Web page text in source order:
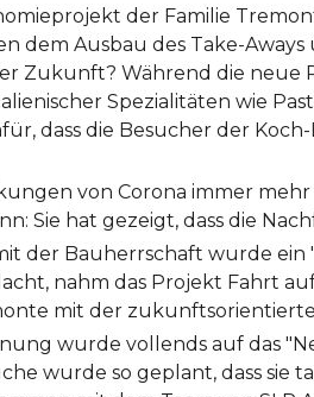
der Familie
dem Ausbau des Take-
Zukunft? Während die neue
Spezialitäten wie
dass die Besucher der
von Corona immer
Sie hat gezeigt, dass die
der Bauherrschaft wurde
nahm das Projekt Fahrt
mit der
wurde vollends auf das
wurde so geplant, dass sie